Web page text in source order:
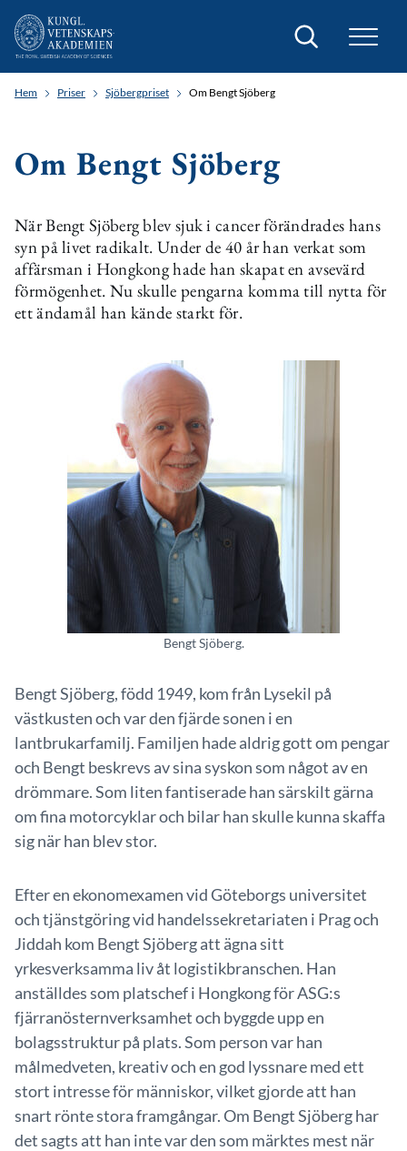
Sök
Hem Priser Sjöbergpriset Om Bengt Sjöberg
Om Bengt Sjöberg
När Bengt Sjöberg blev sjuk i cancer förändrades hans
syn på livet radikalt. Under de 40 år han verkat som
affärsman i Hongkong hade han skapat en avsevärd
förmögenhet. Nu skulle pengarna komma till nytta för
ett ändamål han kände starkt för.
Bengt Sjöberg.
Bengt Sjöberg, född 1949, kom från Lysekil på
västkusten och var den fjärde sonen i en
lantbrukarfamilj. Familjen hade aldrig gott om pengar
och Bengt beskrevs av sina syskon som något av en
drömmare. Som liten fantiserade han särskilt gärna
om fina motorcyklar och bilar han skulle kunna skaffa
sig när han blev stor.
Efter en ekonomexamen vid Göteborgs universitet
och tjänstgöring vid handelssekretariaten i Prag och
Jiddah kom Bengt Sjöberg att ägna sitt
yrkesverksamma liv åt logistikbranschen. Han
anställdes som platschef i Hongkong för ASG:s
fjärranösternverksamhet och byggde upp en
bolagsstruktur på plats. Som person var han
målmedveten, kreativ och en god lyssnare med ett
stort intresse för människor, vilket gjorde att han
snart rönte stora framgångar. Om Bengt Sjöberg har
det sagts att han inte var den som märktes mest när